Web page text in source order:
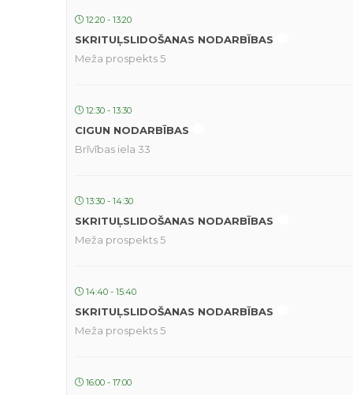
12:20 - 13:20
SKRITUĻSLIDOŠANAS NODARBĪBAS
Meža prospekts 5
12:30 - 13:30
CIGUN NODARBĪBAS
Brīvības iela 33
13:30 - 14:30
SKRITUĻSLIDOŠANAS NODARBĪBAS
Meža prospekts 5
14:40 - 15:40
SKRITUĻSLIDOŠANAS NODARBĪBAS
Meža prospekts 5
16:00 - 17:00